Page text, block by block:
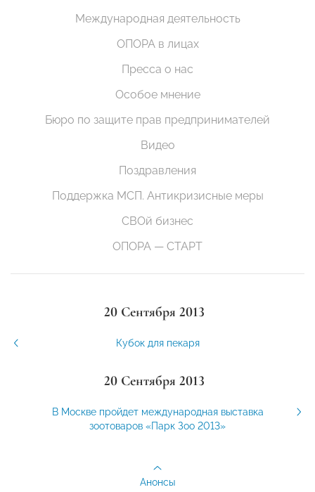
Международная деятельность
ОПОРА в лицах
Пресса о нас
Особое мнение
Бюро по защите прав предпринимателей
Видео
Поздравления
Поддержка МСП. Антикризисные меры
СВОй бизнес
ОПОРА — СТАРТ
20 Сентября 2013
Кубок для пекаря
20 Сентября 2013
В Москве пройдет международная выставка
зоотоваров «Парк Зоо 2013»
Анонсы